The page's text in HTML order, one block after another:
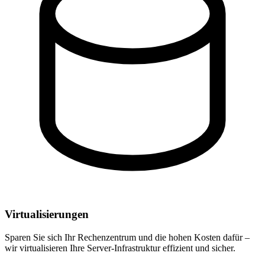
Virtualisierungen
Sparen Sie sich Ihr Rechenzentrum und die hohen Kosten dafür –
wir virtualisieren Ihre Server-Infrastruktur effizient und sicher.